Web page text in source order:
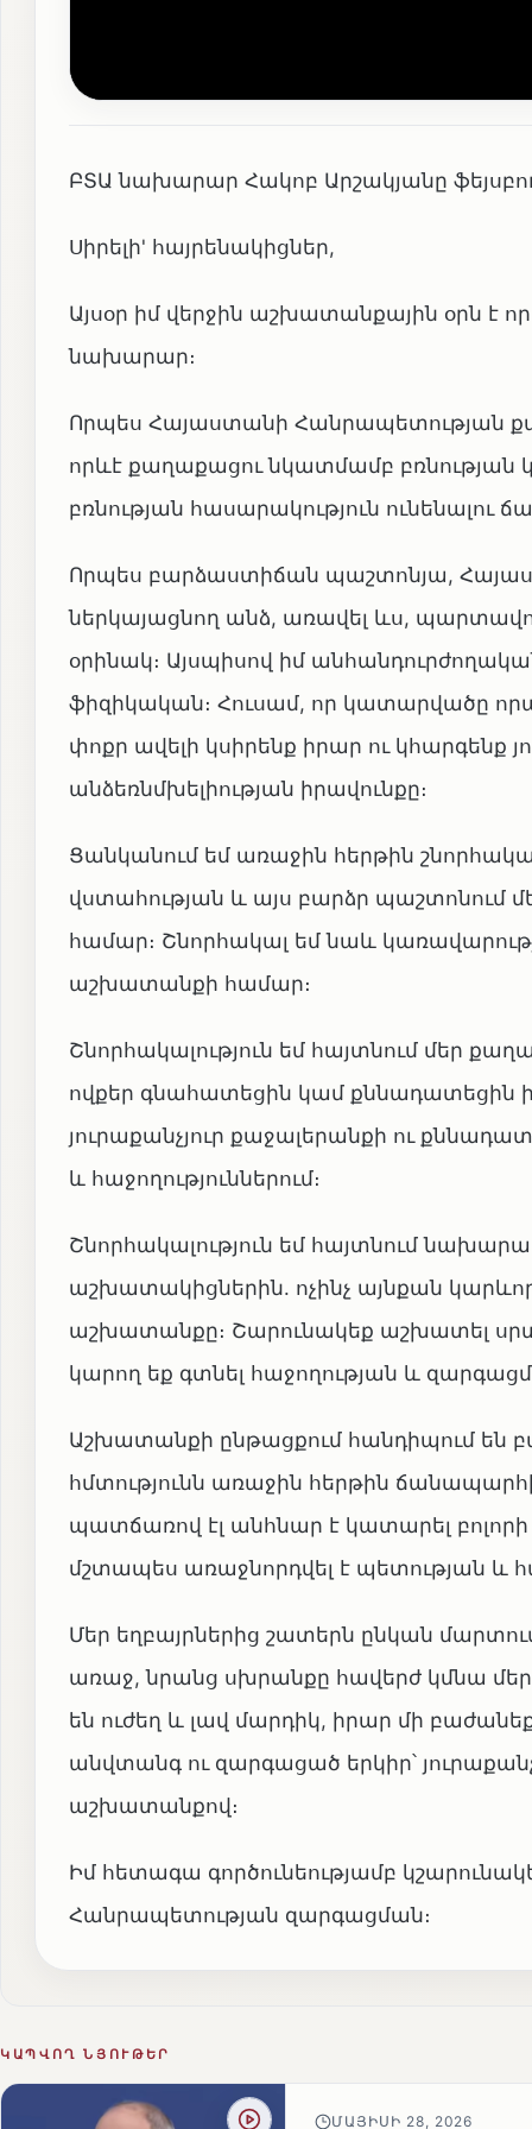
ԲՏԱ նախարար Հակոբ Արշակյանը
Սիրելի' հայրենակիցներ,
Այսօր իմ վերջին աշխատանքային օրն է
նախարար։
Որպես Հայաստանի Հանրապետության
որևէ քաղաքացու նկատմամբ բռնության
բռնության հասարակություն ունենալու
Որպես բարձաստիճան պաշտոնյա,
ներկայացնող անձ, առավել ևս,
օրինակ։ Այսպիսով իմ
ֆիզիկական։ Հուսամ, որ կատարվածը
փոքր ավելի կսիրենք իրար ու կհարգենք
անձեռնմխելիության իրավունքը։
Ցանկանում եմ առաջին հերթին
վստահության և այս բարձր պաշտոնում
համար։ Շնորհակալ եմ նաև
աշխատանքի համար։
Շնորհակալություն եմ հայտնում մեր
ովքեր գնահատեցին կամ քննադատեցին
յուրաքանչյուր քաջալերանքի ու
և հաջողություններում։
Շնորհակալություն եմ հայտնում
աշխատակիցներին. ոչինչ այնքան կարևոր
աշխատանքը։ Շարունակեք աշխատել
կարող եք գտնել հաջողության և
Աշխատանքի ընթացքում հանդիպում
հմտությունն առաջին հերթին
պատճառով էլ անհնար է կատարել
մշտապես առաջնորդվել է պետության և
Մեր եղբայրներից շատերն ընկան
առաջ, նրանց սխրանքը հավերժ կմնա մեր
են ուժեղ և լավ մարդիկ, իրար մի
անվտանգ ու զարգացած երկիր՝
աշխատանքով։
Իմ հետագա գործունեությամբ
Հանրապետության զարգացման։
ԿԱՊՎՈՂ ՆՅՈՒԹԵՐ
ՄԱՅԻՍԻ 28, 2026